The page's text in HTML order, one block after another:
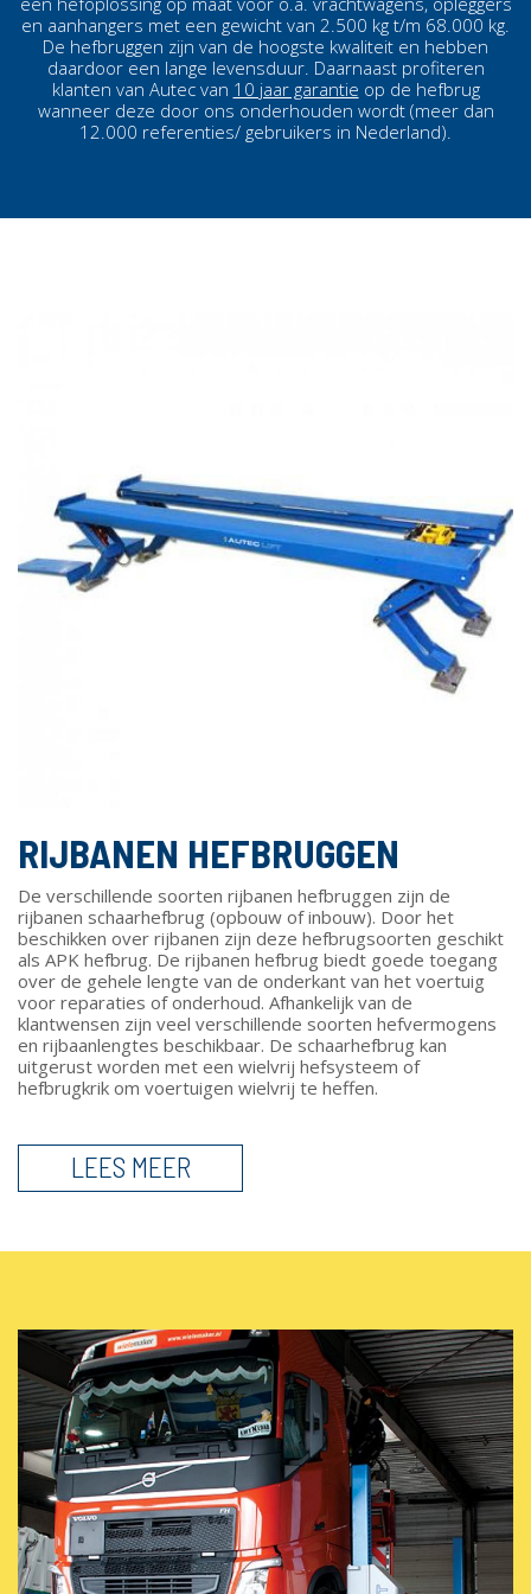
en aanhangers met een gewicht van 2.500 kg t/m 68.000 kg.
De hefbruggen zijn van de hoogste kwaliteit en hebben
daardoor een lange levensduur. Daarnaast profiteren
klanten van Autec van 10 jaar garantie op de hefbrug
wanneer deze door ons onderhouden wordt (meer dan
12.000 referenties/ gebruikers in Nederland).
RIJBANEN HEFBRUGGEN
De verschillende soorten rijbanen hefbruggen zijn de
rijbanen schaarhefbrug (opbouw of inbouw). Door het
beschikken over rijbanen zijn deze hefbrugsoorten geschikt
als APK hefbrug. De rijbanen hefbrug biedt goede toegang
over de gehele lengte van de onderkant van het voertuig
voor reparaties of onderhoud. Afhankelijk van de
klantwensen zijn veel verschillende soorten hefvermogens
en rijbaanlengtes beschikbaar. De schaarhefbrug kan
uitgerust worden met een wielvrij hefsysteem of
hefbrugkrik om voertuigen wielvrij te heffen.
LEES MEER